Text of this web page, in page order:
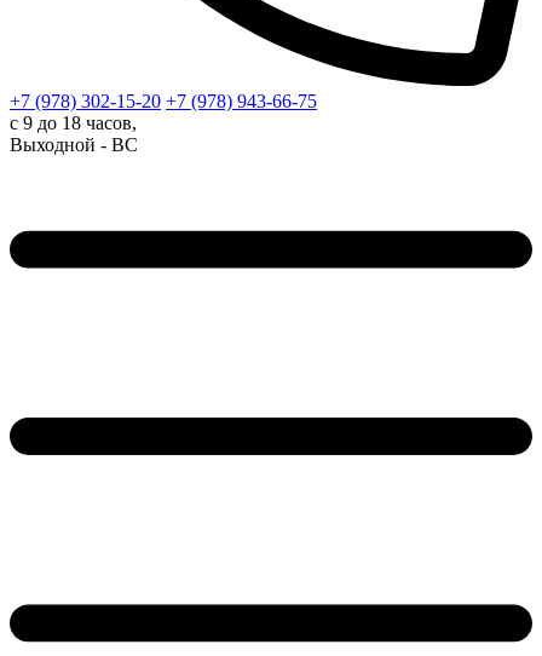
+7 (978) 302-15-20 +7 (978) 943-66-75
с 9 до 18 часов,
Выходной - ВС